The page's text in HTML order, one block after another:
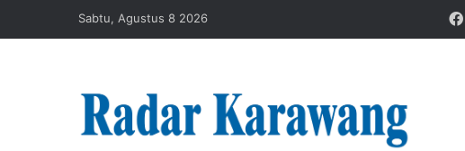
Sabtu, Agustus 8 2026